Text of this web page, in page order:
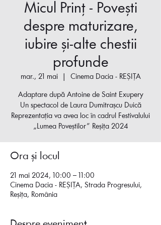
Micul Prinț - Povești
despre maturizare,
iubire și-alte chestii
profunde
mar., 21 mai
  |
Cinema Dacia - REȘIȚA
Adaptare după Antoine de Saint Exupery
Un spectacol de Laura Dumitrașcu Duică
Reprezentația va avea loc în cadrul Festivalului
Ora și locul
21 mai 2024, 10:00 – 11:00
Cinema Dacia - REȘIȚA, Strada Progresului,
Reșița, România